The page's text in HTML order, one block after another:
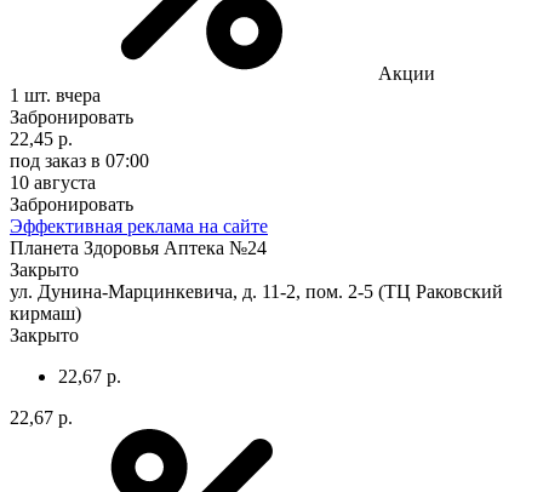
Акции
1 шт. вчера
Забронировать
22,45 р.
под заказ в 07:00
10 августа
Забронировать
Эффективная реклама на сайте
Планета Здоровья Аптека №24
Закрыто
ул. Дунина-Марцинкевича, д. 11-2, пом. 2-5 (ТЦ Раковский
кирмаш)
Закрыто
22,67 р.
22,67 р.